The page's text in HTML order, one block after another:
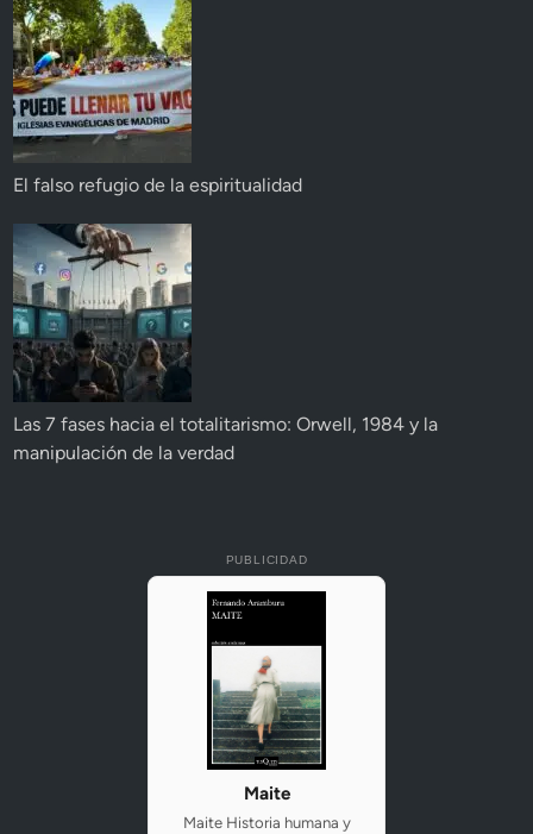
El falso refugio de la espiritualidad
Las 7 fases hacia el totalitarismo: Orwell, 1984 y la
manipulación de la verdad
PUBLICIDAD
Maite
Maite Historia humana y